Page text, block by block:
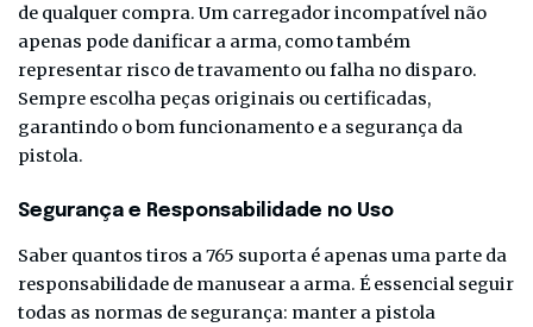
de qualquer compra. Um carregador incompatível não
apenas pode danificar a arma, como também
representar risco de travamento ou falha no disparo.
Sempre escolha peças originais ou certificadas,
garantindo o bom funcionamento e a segurança da
pistola.
Segurança e Responsabilidade no Uso
Saber quantos tiros a 765 suporta é apenas uma parte da
responsabilidade de manusear a arma. É essencial seguir
todas as normas de segurança: manter a pistola